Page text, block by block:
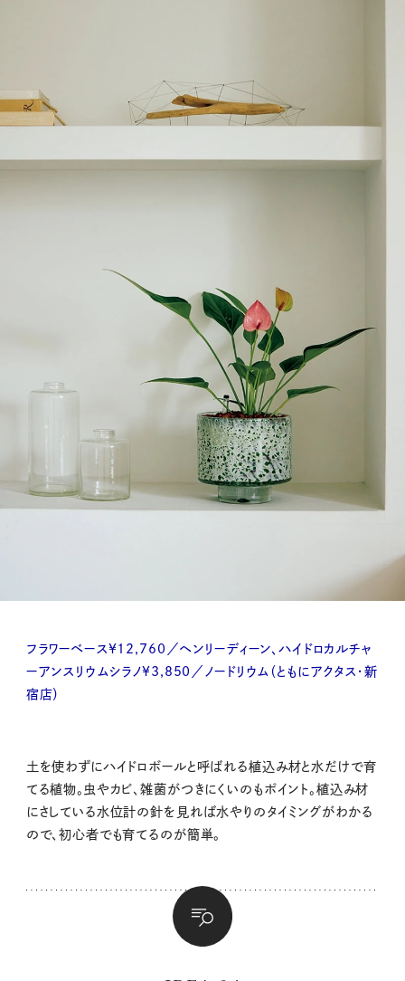
フラワーベース¥12,760／ヘンリーディーン、ハイドロカルチャ
ーアンスリウムシラノ¥3,850／ノードリウム（ともにアクタス・新
宿店）
土を使わずにハイドロボールと呼ばれる植込み材と水だけで育
てる植物。虫やカビ、雑菌がつきにくいのもポイント。植込み材
にさしている水位計の針を見れば水やりのタイミングがわかる
ので、初心者でも育てるのが簡単。